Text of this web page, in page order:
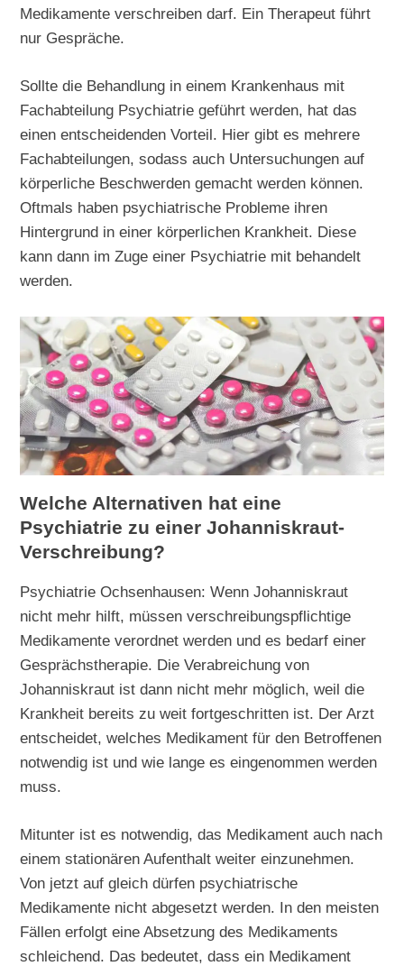
Medikamente verschreiben darf. Ein Therapeut führt
nur Gespräche.
Sollte die Behandlung in einem Krankenhaus mit
Fachabteilung Psychiatrie geführt werden, hat das
einen entscheidenden Vorteil. Hier gibt es mehrere
Fachabteilungen, sodass auch Untersuchungen auf
körperliche Beschwerden gemacht werden können.
Oftmals haben psychiatrische Probleme ihren
Hintergrund in einer körperlichen Krankheit. Diese
kann dann im Zuge einer Psychiatrie mit behandelt
werden.
Welche Alternativen hat eine
Psychiatrie zu einer Johanniskraut-
Verschreibung?
Psychiatrie Ochsenhausen: Wenn Johanniskraut
nicht mehr hilft, müssen verschreibungspflichtige
Medikamente verordnet werden und es bedarf einer
Gesprächstherapie. Die Verabreichung von
Johanniskraut ist dann nicht mehr möglich, weil die
Krankheit bereits zu weit fortgeschritten ist. Der Arzt
entscheidet, welches Medikament für den Betroffenen
notwendig ist und wie lange es eingenommen werden
muss.
Mitunter ist es notwendig, das Medikament auch nach
einem stationären Aufenthalt weiter einzunehmen.
Von jetzt auf gleich dürfen psychiatrische
Medikamente nicht abgesetzt werden. In den meisten
Fällen erfolgt eine Absetzung des Medikaments
schleichend. Das bedeutet, dass ein Medikament